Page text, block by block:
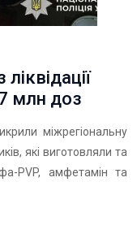
млн доз
міжрегіональну
які виготовляли та
PVP, амфетамін та